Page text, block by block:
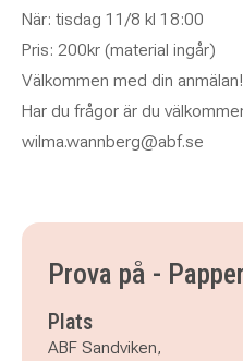
När: tisdag 11/8 kl 18:00
Pris: 200kr (material ingår)
Välkommen med din anmälan!
Har du frågor är du
wilma.wannberg@abf.se
Prova på -
Plats
ABF Sandviken,